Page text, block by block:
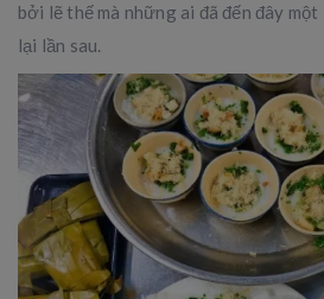
bởi lẽ thế mà những ai đã đến đây một
lại lần sau.